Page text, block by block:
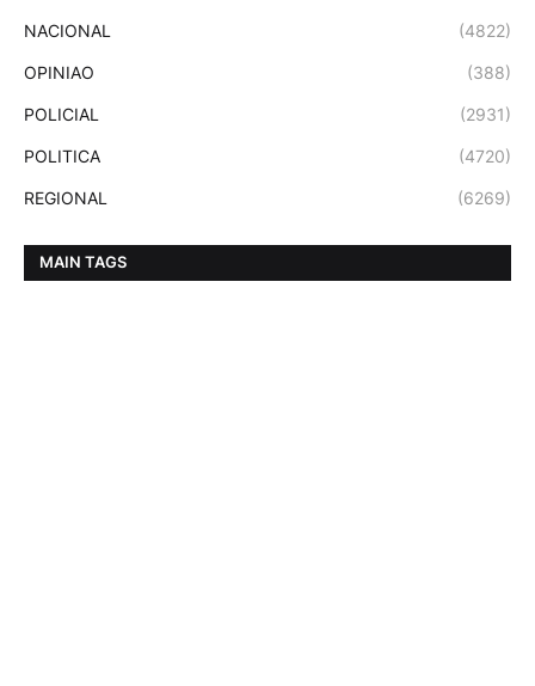
NACIONAL (4822)
OPINIAO (388)
POLICIAL (2931)
POLITICA (4720)
REGIONAL (6269)
MAIN TAGS